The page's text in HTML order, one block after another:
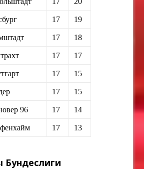
17 19
17 18
17 17
17 15
17 15
96 17 14
17 13